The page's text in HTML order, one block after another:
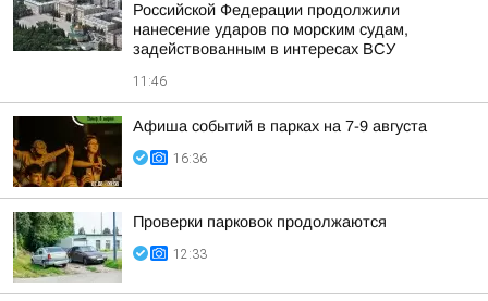
Российской Федерации продолжили
нанесение ударов по морским судам,
задействованным в интересах ВСУ
11:46
Афиша событий в парках на 7-9 августа
16:36
Проверки парковок продолжаются
12:33